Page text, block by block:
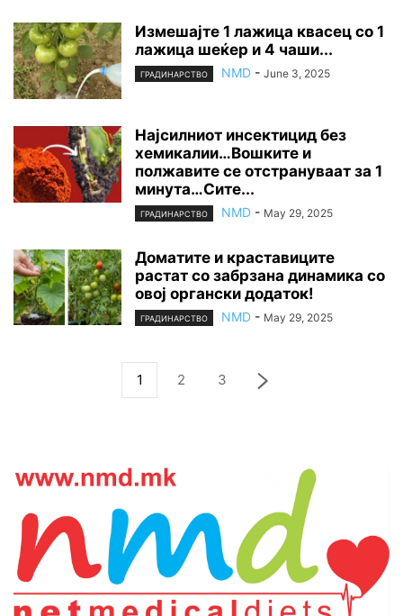
Измешајте 1 лажица квасец со 1
лажица шеќер и 4 чаши...
ГРАДИНАРСТВО NMD - June 3, 2025
Најсилниот инсектицид без
хемикалии…Вошките и
полжавите се отстрануваат за 1
минута…Сите...
ГРАДИНАРСТВО NMD - May 29, 2025
Доматите и краставиците
растат со забрзана динамика со
овој органски додаток!
ГРАДИНАРСТВО NMD - May 29, 2025
1 2 3